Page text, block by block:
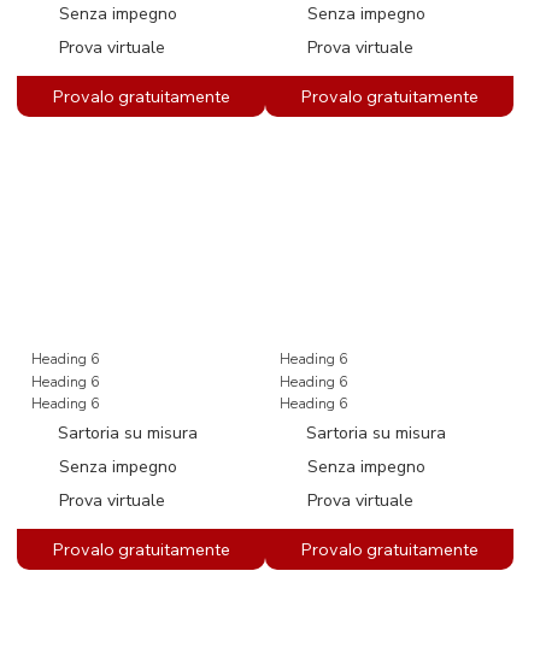
Senza impegno
Prova virtuale
Senza impegno
Prova virtuale
Heading 6
Heading 6
Heading 6
Sartoria su misura
Senza impegno
Prova virtuale
Heading 6
Heading 6
Heading 6
Sartoria su misura
Senza impegno
Prova virtuale